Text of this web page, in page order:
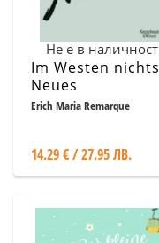
Не е в наличност
Im Westen nichts
Neues
Erich Maria Remarque
14.29 € / 27.95 ЛВ.